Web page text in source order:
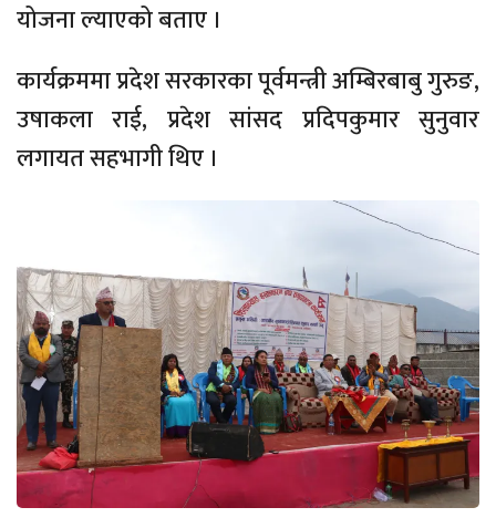
योजना ल्याएको बताए ।
कार्यक्रममा प्रदेश सरकारका पूर्वमन्त्री अम्बिरबाबु गुरुङ,
उषाकला राई, प्रदेश सांसद प्रदिपकुमार सुनुवार
लगायत सहभागी थिए ।